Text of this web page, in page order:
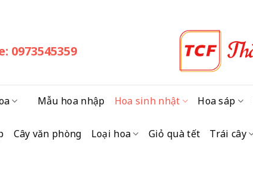
0973545359
Mẫu hoa nhập Hoa sinh nhật Hoa sáp
Cây văn phòng Loại hoa Giỏ quà tết Trái cây